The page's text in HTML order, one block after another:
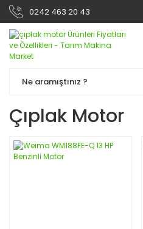
0242 463 20 43
Çıplak Motor